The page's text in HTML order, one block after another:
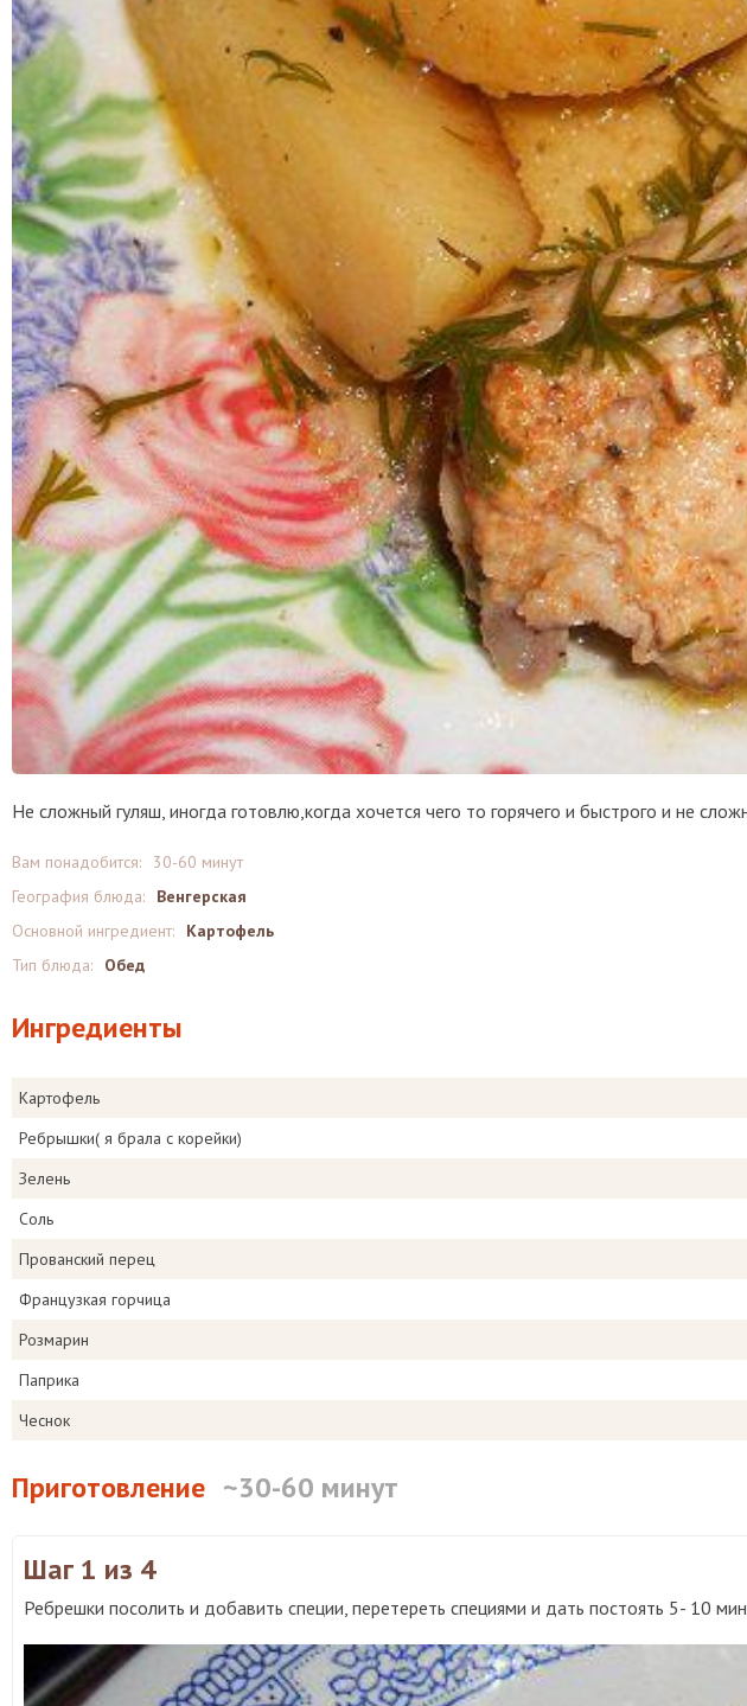
Не сложный гуляш, иногда готовлю,когда хочется чего то горячего и быстрого и не
Вам понадобится:
30-60 минут
География блюда:
Венгерская
Основной ингредиент:
Картофель
Тип блюда:
Обед
Ингредиенты
Картофель
Ребрышки( я брала с корейки)
Зелень
Соль
Прованский перец
Французкая горчица
Розмарин
Паприка
Чеснок
Приготовление ~30-60 минут
Шаг 1 из 4
Ребрешки посолить и добавить специи, перетереть специями и дать постоять 5- 10